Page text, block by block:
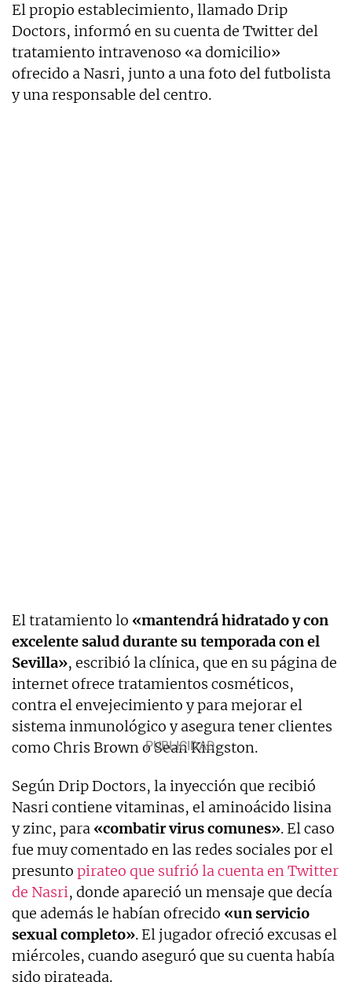
El propio establecimiento, llamado Drip
Doctors, informó en su cuenta de Twitter del
tratamiento intravenoso «a domicilio»
ofrecido a Nasri, junto a una foto del futbolista
y una responsable del centro.
El tratamiento lo «mantendrá hidratado y con
excelente salud durante su temporada con el
Sevilla», escribió la clínica, que en su página de
internet ofrece tratamientos cosméticos,
contra el envejecimiento y para mejorar el
sistema inmunológico y asegura tener clientes
como Chris Brown o Sean Kingston.
Según Drip Doctors, la inyección que recibió
Nasri contiene vitaminas, el aminoácido lisina
y zinc, para «combatir virus comunes». El caso
fue muy comentado en las redes sociales por el
presunto pirateo que sufrió la cuenta en Twitter
de Nasri, donde apareció un mensaje que decía
que además le habían ofrecido «un servicio
sexual completo». El jugador ofreció excusas el
miércoles, cuando aseguró que su cuenta había
sido pirateada.